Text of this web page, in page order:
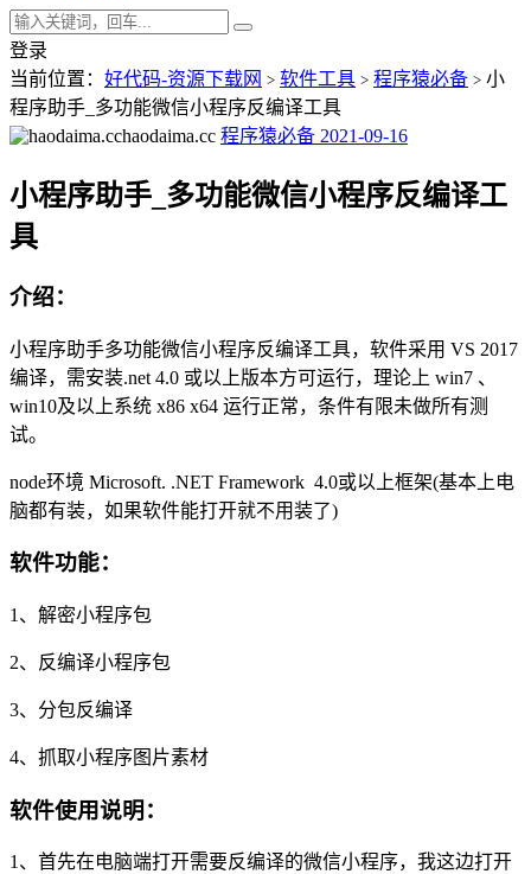
登录
当前位置： 好代码-资源下载网 > 软件工具 > 程序猿必备 > 小
程序助手_多功能微信小程序反编译工具
haodaima.cc 程序猿必备 2021-09-16
小程序助手_多功能微信小程序反编译工
具
介绍：
小程序助手多功能微信小程序反编译工具，软件采用 VS 2017
编译，需安装.net 4.0 或以上版本方可运行，理论上 win7 、
win10及以上系统 x86 x64 运行正常，条件有限未做所有测
试。
node环境 Microsoft. .NET Framework 4.0或以上框架(基本上电
脑都有装，如果软件能打开就不用装了)
软件功能：
1、解密小程序包
2、反编译小程序包
3、分包反编译
4、抓取小程序图片素材
软件使用说明：
1、首先在电脑端打开需要反编译的微信小程序，我这边打开